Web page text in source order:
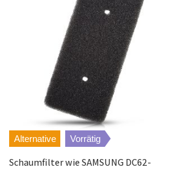
T8007WP
Miele
Alternative Vorrätig
Schaumfilter wie SAMSUNG DC62-